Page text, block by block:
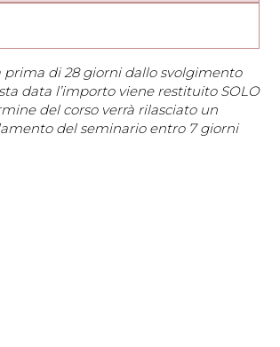
prima di 28 giorni dallo svolgimento
data l’importo viene restituito SOLO
del corso verrà rilasciato un
del seminario entro 7 giorni